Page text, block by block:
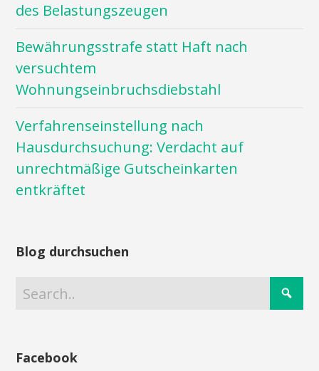
des Belastungszeugen
Bewährungsstrafe statt Haft nach
versuchtem
Wohnungseinbruchsdiebstahl
Verfahrenseinstellung nach
Hausdurchsuchung: Verdacht auf
unrechtmäßige Gutscheinkarten
entkräftet
Blog durchsuchen
Facebook